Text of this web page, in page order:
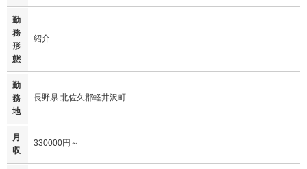
勤
務
形
態
紹介
勤
務
地
長野県 北佐久郡軽井沢町
月
収
330000円～